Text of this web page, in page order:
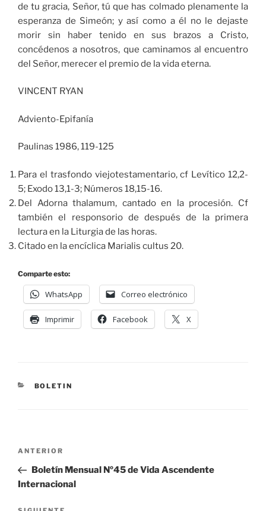
de tu gracia, Señor, tú que has colmado plenamente la
esperanza de Simeón; y así como a él no le dejaste
morir sin haber tenido en sus brazos a Cristo,
concédenos a nosotros, que caminamos al encuentro
del Señor, merecer el premio de la vida eterna.
VINCENT RYAN
Adviento-Epifanía
Paulinas 1986, 119-125
Para el trasfondo viejotestamentario, cf Levítico 12,2-
5; Exodo 13,1-3; Números 18,15-16.
Del Adorna thalamum, cantado en la procesión. Cf
también el responsorio de después de la primera
lectura en la Liturgia de las horas.
Citado en la encíclica Marialis cultus 20.
Comparte esto:
WhatsApp Correo electrónico
Imprimir Facebook X
BOLETIN
ANTERIOR
Boletín Mensual Nº45 de Vida Ascendente
Internacional